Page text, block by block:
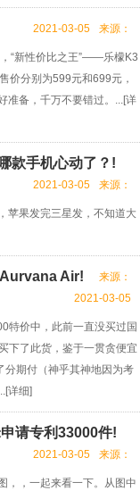
来源：
2021-03-05
，“新性价比之王”——乐檬K3
价分别为599元和699元，
准备，千万不要错过。...[详
款手机心动了？!
来源：
2021-03-05
苹果发完三星发，不知道大
Air!
来源：
2021-03-05
特价中，此前一直没买过国
下了此货，鉴于一贯贪便宜
分期付（神乎其神地因为考
详细]
请专利33000件!
来源：
2021-03-05
，，一起来看一下。从图中